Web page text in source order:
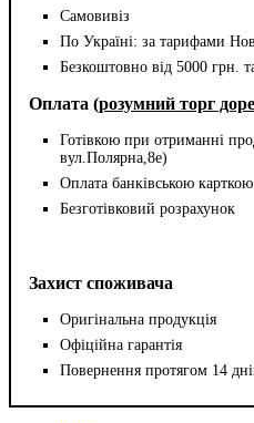
Самовивіз
По Україні: за тарифами
Безкоштовно від 5000 грн.
Оплата (розумний торг
Готівкою при отриманні
вул.Полярна,8е)
Оплата банківською карткою
Безготівковий розрахунок
Захист споживача
Оригінальна продукція
Офіційна гарантія
Повернення протягом 14